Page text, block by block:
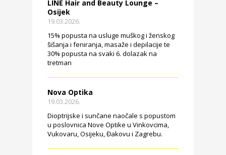
LINE Hair and Beauty Lounge –
Osijek
19.03.2026.
15% popusta na usluge muškog i ženskog
šišanja i feniranja, masaže i depilacije te
30% popusta na svaki 6. dolazak na
tretman
Nova Optika
19.03.2026.
Dioptrijske i sunčane naočale s popustom
u poslovnica Nove Optike u Vinkovcima,
Vukovaru, Osijeku, Đakovu i Zagrebu.